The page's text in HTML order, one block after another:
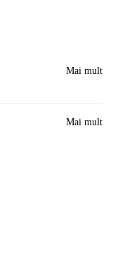
Mai mult
Mai mult